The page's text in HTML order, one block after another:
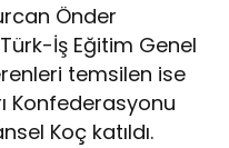
Önder
İş Eğitim Genel
temsilen ise
Konfederasyonu
Koç katıldı.